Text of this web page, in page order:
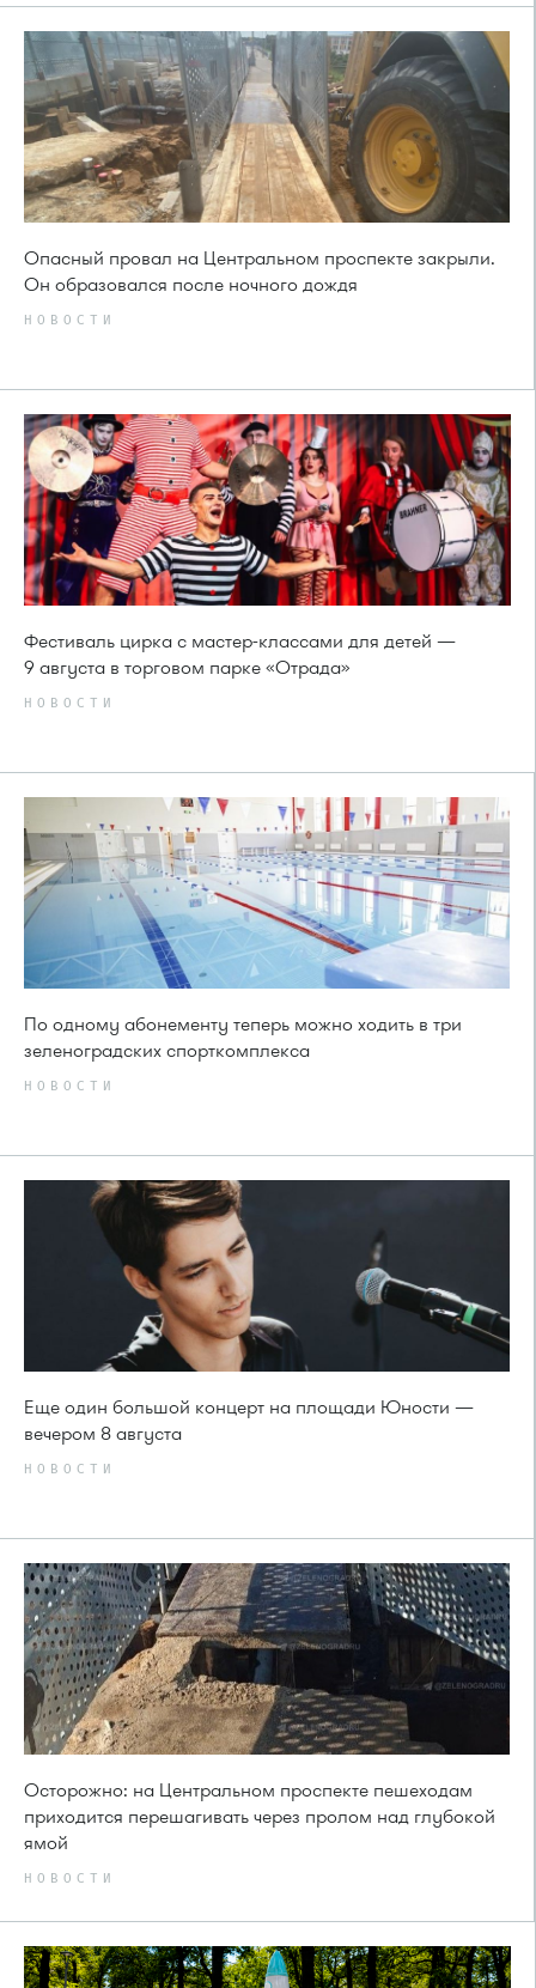
Опасный провал на Центральном проспекте закрыли.
Он образовался после ночного дождя
НОВОСТИ
Фестиваль цирка с мастер-классами для детей —
9 августа в торговом парке «Отрада»
НОВОСТИ
По одному абонементу теперь можно ходить в три
зеленоградских спорткомплекса
НОВОСТИ
Еще один большой концерт на площади Юности —
вечером 8 августа
НОВОСТИ
Осторожно: на Центральном проспекте пешеходам
приходится перешагивать через пролом над глубокой
ямой
НОВОСТИ